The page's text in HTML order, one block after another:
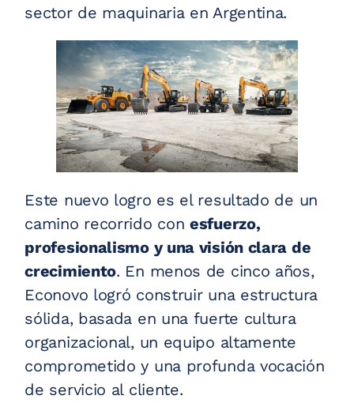
sector de maquinaria en Argentina.
Este nuevo logro es el resultado de un
camino recorrido conesfuerzo,
profesionalismo y una visión clara de
crecimiento. En menos de cinco años,
Econovo logró construir una estructura
sólida, basada en una fuerte cultura
organizacional, un equipo altamente
comprometido y una profunda vocación
de servicio al cliente.